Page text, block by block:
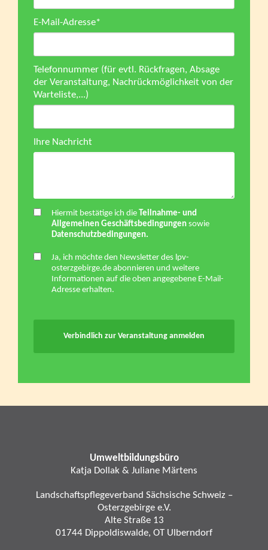
E-Mail-Adresse*
Telefonnummer (für evtl. Rückfragen, Absage
der Veranstaltung, Nachrückmöglichkeit von der
Warteliste,...)
Ihre Nachricht
Hiermit bestätige ich die Teilnahme- und
Allgemeinen Geschäftsbedingungensowie
Datenschutzbedingungen.
Ja, ich möchte den Newsletter des lpv-
osterzgebirge.de abonnieren und weitere
Informationen auf die oben angegebene E-Mail-
Adresse erhalten.
Verbindlich zur Veranstaltung anmelden
Umweltbildungsbüro
Katja Dollak & Juliane Märtens
Landschaftspflegeverband Sächsische Schweiz –
Osterzgebirge e.V.
Alte Straße 13
01744 Dippoldiswalde, OT Ulberndorf